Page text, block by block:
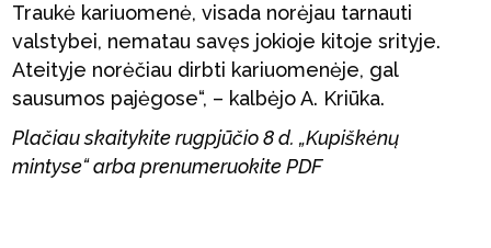
Traukė kariuomenė, visada norėjau tarnauti
valstybei, nematau savęs jokioje kitoje srityje.
Ateityje norėčiau dirbti kariuomenėje, gal
sausumos pajėgose“, – kalbėjo A. Kriūka.
Plačiau skaitykite rugpjūčio 8 d. „Kupiškėnų
mintyse“ arba prenumeruokite PDF